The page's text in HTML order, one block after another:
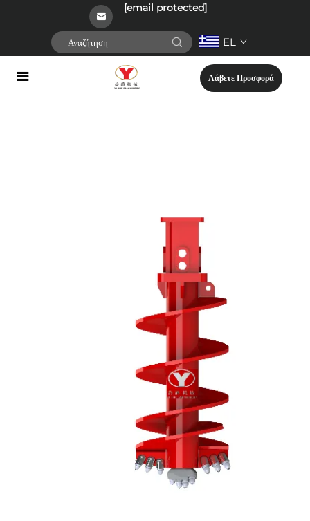
[email protected]
EL
Λάβετε Προσφορά